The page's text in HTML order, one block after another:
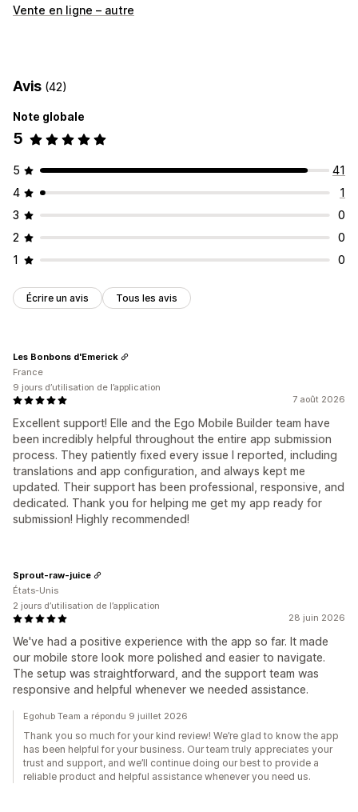
Personnalisation
Notifications automatiques
Vente en ligne – autre
Avis (42)
Note globale
5
5
41
4
1
3
0
2
0
1
0
Écrire un avis Tous les avis
7 août 2026
Excellent support! Elle and the Ego Mobile Builder team have
been incredibly helpful throughout the entire app submission
process. They patiently fixed every issue I reported, including
translations and app configuration, and always kept me
updated. Their support has been professional, responsive, and
dedicated. Thank you for helping me get my app ready for
submission! Highly recommended!
Les Bonbons d'Emerick
France
9 jours d’utilisation de l’application
28 juin 2026
We've had a positive experience with the app so far. It made
our mobile store look more polished and easier to navigate.
The setup was straightforward, and the support team was
responsive and helpful whenever we needed assistance.
Sprout-raw-juice
États-Unis
2 jours d’utilisation de l’application
Egohub Team a répondu 9 juillet 2026
Thank you so much for your kind review! We’re glad to know the app
has been helpful for your business. Our team truly appreciates your
trust and support, and we’ll continue doing our best to provide a
reliable product and helpful assistance whenever you need us.